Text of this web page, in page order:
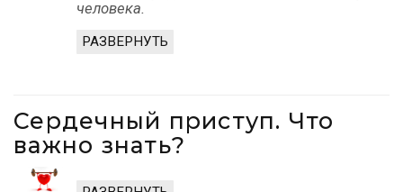
человека.
РАЗВЕРНУТЬ
Сердечный приступ. Что
важно знать?